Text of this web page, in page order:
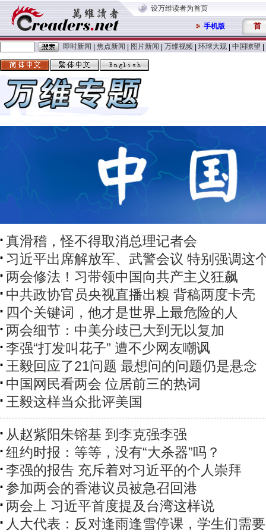
设万维读者为首页
手机版 首
即时新闻 焦点新闻 图片新闻 万维视频 环球大观 中国嘹望
真滑稽，怪不得取消总理记者会
习近平出席解放军、武警会议 特别强调这
两会修法！习带领中国向共产主义狂飙
中共政协官员央视直播出糗 背稿两度卡壳
四个关键词，他才是世界上最危险的人
两会细节：中美分歧已大到无以复加
李强“打发叫花子” 遭不少网友嘲讽
王毅回应了21问题 最想问的问题仍是悬念
中国网民看两会 位居前三的热词
王毅这样当众批评美国
从赵紫阳朱镕基 到李克强李强
纽约时报：等等，没有“大杀器”吗？
李强的报告 充斥着对习近平的个人崇拜
参加两会的香港议员被急召回港
两会上 习近平首度提及台湾这样说
人大代表：反对逢雨逢雪停课，学生们需